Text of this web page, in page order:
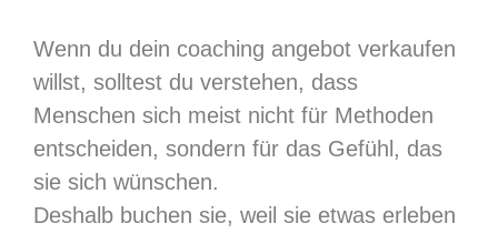
Wenn du dein coaching angebot verkaufen
willst, solltest du verstehen, dass
Menschen sich meist nicht für Methoden
entscheiden, sondern für das Gefühl, das
sie sich wünschen.
Deshalb buchen sie, weil sie etwas erleben